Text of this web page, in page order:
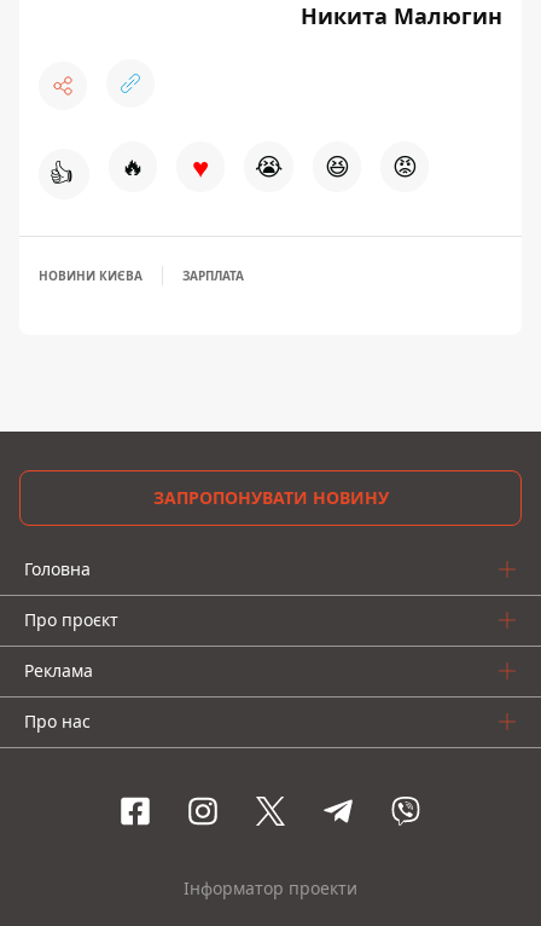
Никита Малюгин
👍 🔥 ♥ 😭 😆 😡
НОВИНИ КИЄВА ЗАРПЛАТА
ЗАПРОПОНУВАТИ НОВИНУ
Головна
Про проєкт
Реклама
Про нас
Інформатор проекти